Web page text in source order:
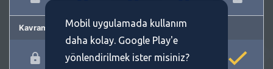
Kavram önermeMobil uygulamada kullanım
daha kolay. Google Play'e
yönlendirilmek ister misiniz?